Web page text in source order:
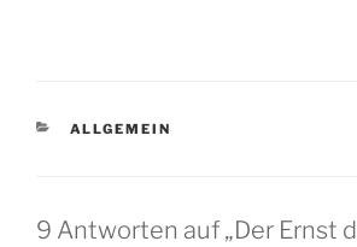
KATEGORIEN
ALLGEMEIN
9 Antworten auf „Der Ernst